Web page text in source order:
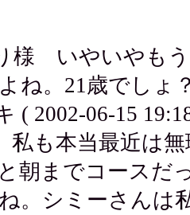
様 いやいやも
ね。21歳でしょ
( 2002-06-15
も本当最近は無
朝までコースだ
。シミーさんは